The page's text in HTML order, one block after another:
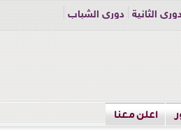
الثانية
دوري الشباب
اعلن معنا